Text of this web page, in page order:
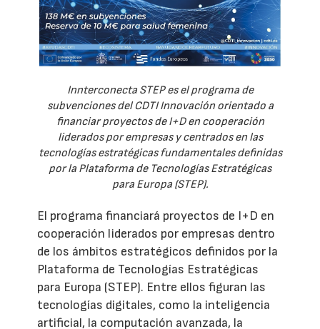
Innterconecta STEP es el programa de
subvenciones del CDTI Innovación orientado a
financiar proyectos de I+D en cooperación
liderados por empresas y centrados en las
tecnologías estratégicas fundamentales definidas
por la Plataforma de Tecnologías Estratégicas
para Europa (STEP).
El programa financiará proyectos de I+D en
cooperación liderados por empresas dentro
de los ámbitos estratégicos definidos por la
Plataforma de Tecnologías Estratégicas
para Europa (STEP). Entre ellos figuran las
tecnologías digitales, como la inteligencia
artificial, la computación avanzada, la